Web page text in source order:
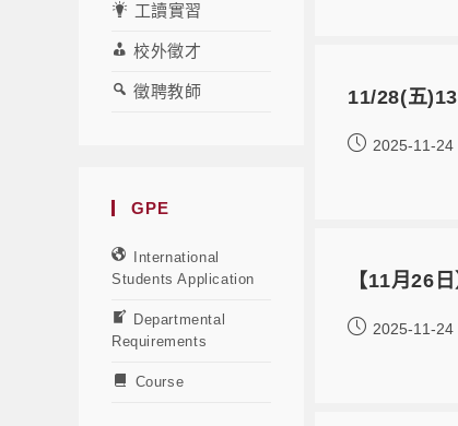
工讀實習
校外徵才
徵聘教師
GPE
International
Students Application
Departmental
Requirements
Course
11/28(五
2025-11-24
【11月26
2025-11-24